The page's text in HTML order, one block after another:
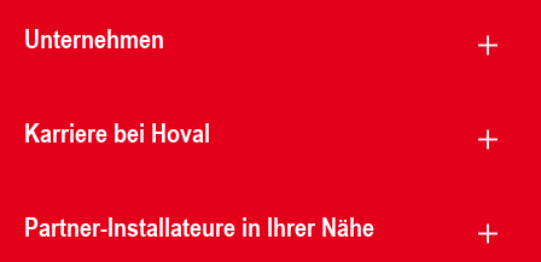
Unternehmen
Karriere bei Hoval
Partner-Installateure in Ihrer Nähe